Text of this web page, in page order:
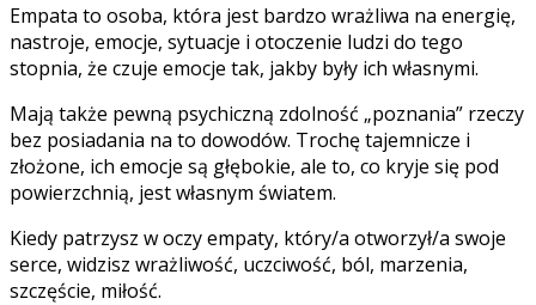
Empata to osoba, która jest bardzo wrażliwa na energię,
nastroje, emocje, sytuacje i otoczenie ludzi do tego
stopnia, że ​​czuje emocje tak, jakby były ich własnymi.
Mają także pewną psychiczną zdolność „poznania” rzeczy
bez posiadania na to dowodów. Trochę tajemnicze i
złożone, ich emocje są głębokie, ale to, co kryje się pod
powierzchnią, jest własnym światem.
Kiedy patrzysz w oczy empaty, który/a otworzył/a swoje
serce, widzisz wrażliwość, uczciwość, ból, marzenia,
szczęście, miłość.